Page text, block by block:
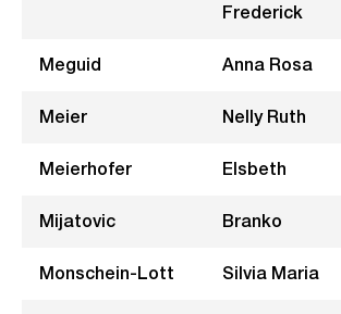
Frederick
Meguid Anna Rosa
Meier Nelly Ruth
Meierhofer Elsbeth
Mijatovic Branko
Monschein-Lott Silvia Maria